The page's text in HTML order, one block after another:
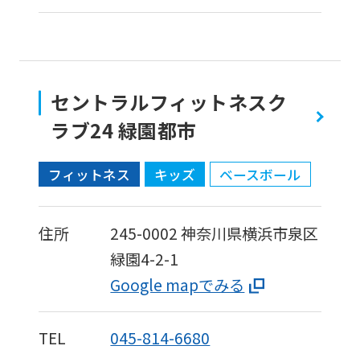
セントラルフィットネスク
ラブ24 緑園都市
フィットネス キッズ ベースボール
住所 245-0002神奈川県横浜市泉区
緑園4-2-1
Google mapでみる
TEL 045-814-6680
translated
so
may
not
be
an
accurate
translation.
translation
may
differ